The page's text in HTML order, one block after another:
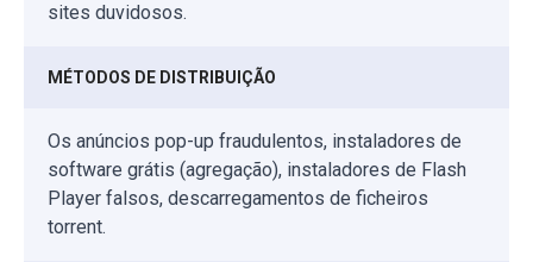
sites duvidosos.
MÉTODOS DE DISTRIBUIÇÃO
Os anúncios pop-up fraudulentos, instaladores de
software grátis (agregação), instaladores de Flash
Player falsos, descarregamentos de ficheiros
torrent.